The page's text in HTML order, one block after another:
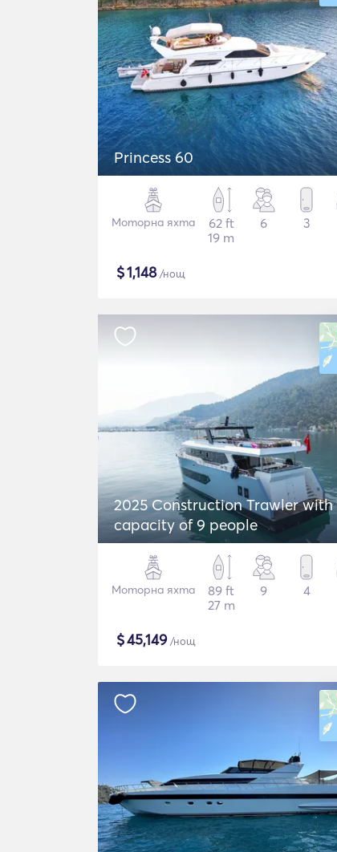
Princess 60
Моторна яхта
62 ft
19 m
6 3
$1,148/нощ
2025 Construction Trawler with
capacity of 9 people
Моторна яхта
89 ft
27 m
9 4
$45,149/нощ